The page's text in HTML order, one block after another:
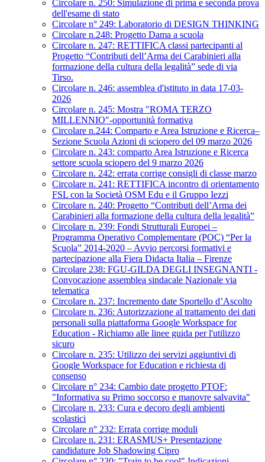
Circolare n. 250: Simulazione di prima e seconda prova
dell'esame di stato
Circolare n° 249: Laboratorio di DESIGN THINKING
Circolare n.248: Progetto Dama a scuola
Circolare n. 247: RETTIFICA classi partecipanti al
Progetto “Contributi dell’Arma dei Carabinieri alla
formazione della cultura della legalità” sede di via
Tirso.
Circolare n. 246: assemblea d'istituto in data 17-03-
2026
Circolare n. 245: Mostra "ROMA TERZO
MILLENNIO"-opportunità formativa
Circolare n.244: Comparto e Area Istruzione e Ricerca–
Sezione Scuola Azioni di sciopero del 09 marzo 2026
Circolare n. 243: comparto Area Istruzione e Ricerca
settore scuola sciopero del 9 marzo 2026
Circolare n. 242: errata corrige consigli di classe marzo
Circolare n. 241: RETTIFICA incontro di orientamento
FSL con la Società OSM Edu e il Gruppo Iezzi
Circolare n. 240: Progetto “Contributi dell’Arma dei
Carabinieri alla formazione della cultura della legalità”
Circolare n. 239: Fondi Strutturali Europei –
Programma Operativo Complementare (POC) “Per la
Scuola” 2014-2020 – Avvio percorsi formativi e
partecipazione alla Fiera Didacta Italia – Firenze
Circolare 238: FGU-GILDA DEGLI INSEGNANTI -
Convocazione assemblea sindacale Nazionale via
telematica
Circolare n. 237: Incremento date Sportello d’Ascolto
Circolare n. 236: Autorizzazione al trattamento dei dati
personali sulla piattaforma Google Workspace for
Education - Richiamo alle linee guida per l'utilizzo
sicuro
Circolare n. 235: Utilizzo dei servizi aggiuntivi di
Google Workspace for Education e richiesta di
consenso
Circolare n° 234: Cambio date progetto PTOF:
"Informativa su Primo soccorso e manovre salvavita"
Circolare n. 233: Cura e decoro degli ambienti
scolastici
Circolare n° 232: Errata corrige moduli
Circolare n. 231: ERASMUS+ Presentazione
candidature Job Shadowing Cipro